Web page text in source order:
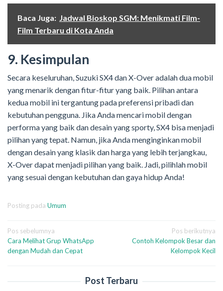
Baca Juga: Jadwal Bioskop SGM: Menikmati Film-
Film Terbaru di Kota Anda
9. Kesimpulan
Secara keseluruhan, Suzuki SX4 dan X-Over adalah dua mobil
yang menarik dengan fitur-fitur yang baik. Pilihan antara
kedua mobil ini tergantung pada preferensi pribadi dan
kebutuhan pengguna. Jika Anda mencari mobil dengan
performa yang baik dan desain yang sporty, SX4 bisa menjadi
pilihan yang tepat. Namun, jika Anda menginginkan mobil
dengan desain yang klasik dan harga yang lebih terjangkau,
X-Over dapat menjadi pilihan yang baik. Jadi, pilihlah mobil
yang sesuai dengan kebutuhan dan gaya hidup Anda!
Posting pada Umum
Navigasi
pos
Pos sebelumnya
Cara Melihat Grup WhatsApp
dengan Mudah dan Cepat
Pos berikutnya
Contoh Kelompok Besar dan
Kelompok Kecil
Post Terbaru